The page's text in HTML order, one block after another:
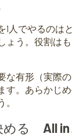
1人でやるのは
ょう。役割は
な有形（実際
す。あらかじ
める All in